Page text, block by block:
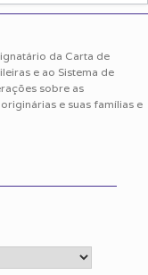
da Carta de
e ao Sistema de
sobre as
e suas famílias e